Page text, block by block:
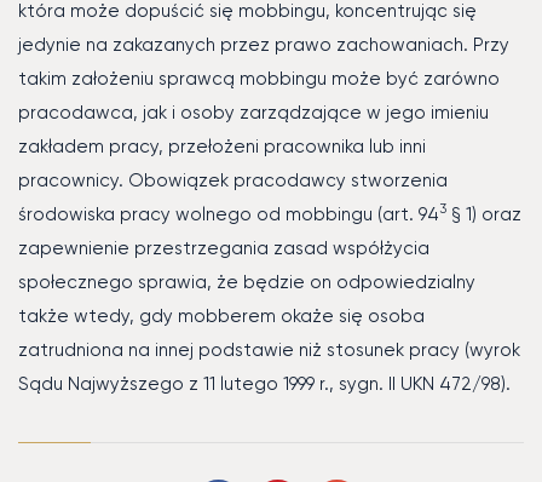
która może dopuścić się mobbingu, koncentrując się
jedynie na zakazanych przez prawo zachowaniach. Przy
takim założeniu sprawcą mobbingu może być zarówno
pracodawca, jak i osoby zarządzające w jego imieniu
zakładem pracy, przełożeni pracownika lub inni
pracownicy. Obowiązek pracodawcy stworzenia
środowiska pracy wolnego od mobbingu (art. 943 § 1) oraz
zapewnienie przestrzegania zasad współżycia
społecznego sprawia, że będzie on odpowiedzialny
także wtedy, gdy mobberem okaże się osoba
zatrudniona na innej podstawie niż stosunek pracy (wyrok
Sądu Najwyższego z 11 lutego 1999 r., sygn. II UKN 472/98).